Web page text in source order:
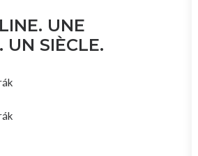
UNE
UN SIÈCLE.